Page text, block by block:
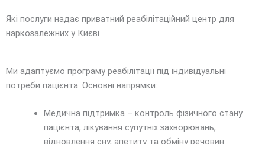
Які послуги надає приватний реабілітаційний центр для
наркозалежних у Києві
Ми адаптуємо програму реабілітації під індивідуальні
потреби пацієнта. Основні напрямки:
Медична підтримка – контроль фізичного стану
пацієнта, лікування супутніх захворювань,
відновлення сну, апетиту та обміну речовин.